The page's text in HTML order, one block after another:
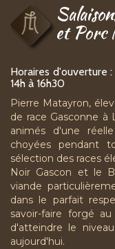
et Porc
Horaires d'ouverture
14h à 16h30
Pierre Matayron,
de race Gasconne à
animés d'une
choyées pendant
sélection des races
Noir Gascon et le
viande
dans le parfait
savoir-faire forgé
d'atteindre le
aujourd'hui.